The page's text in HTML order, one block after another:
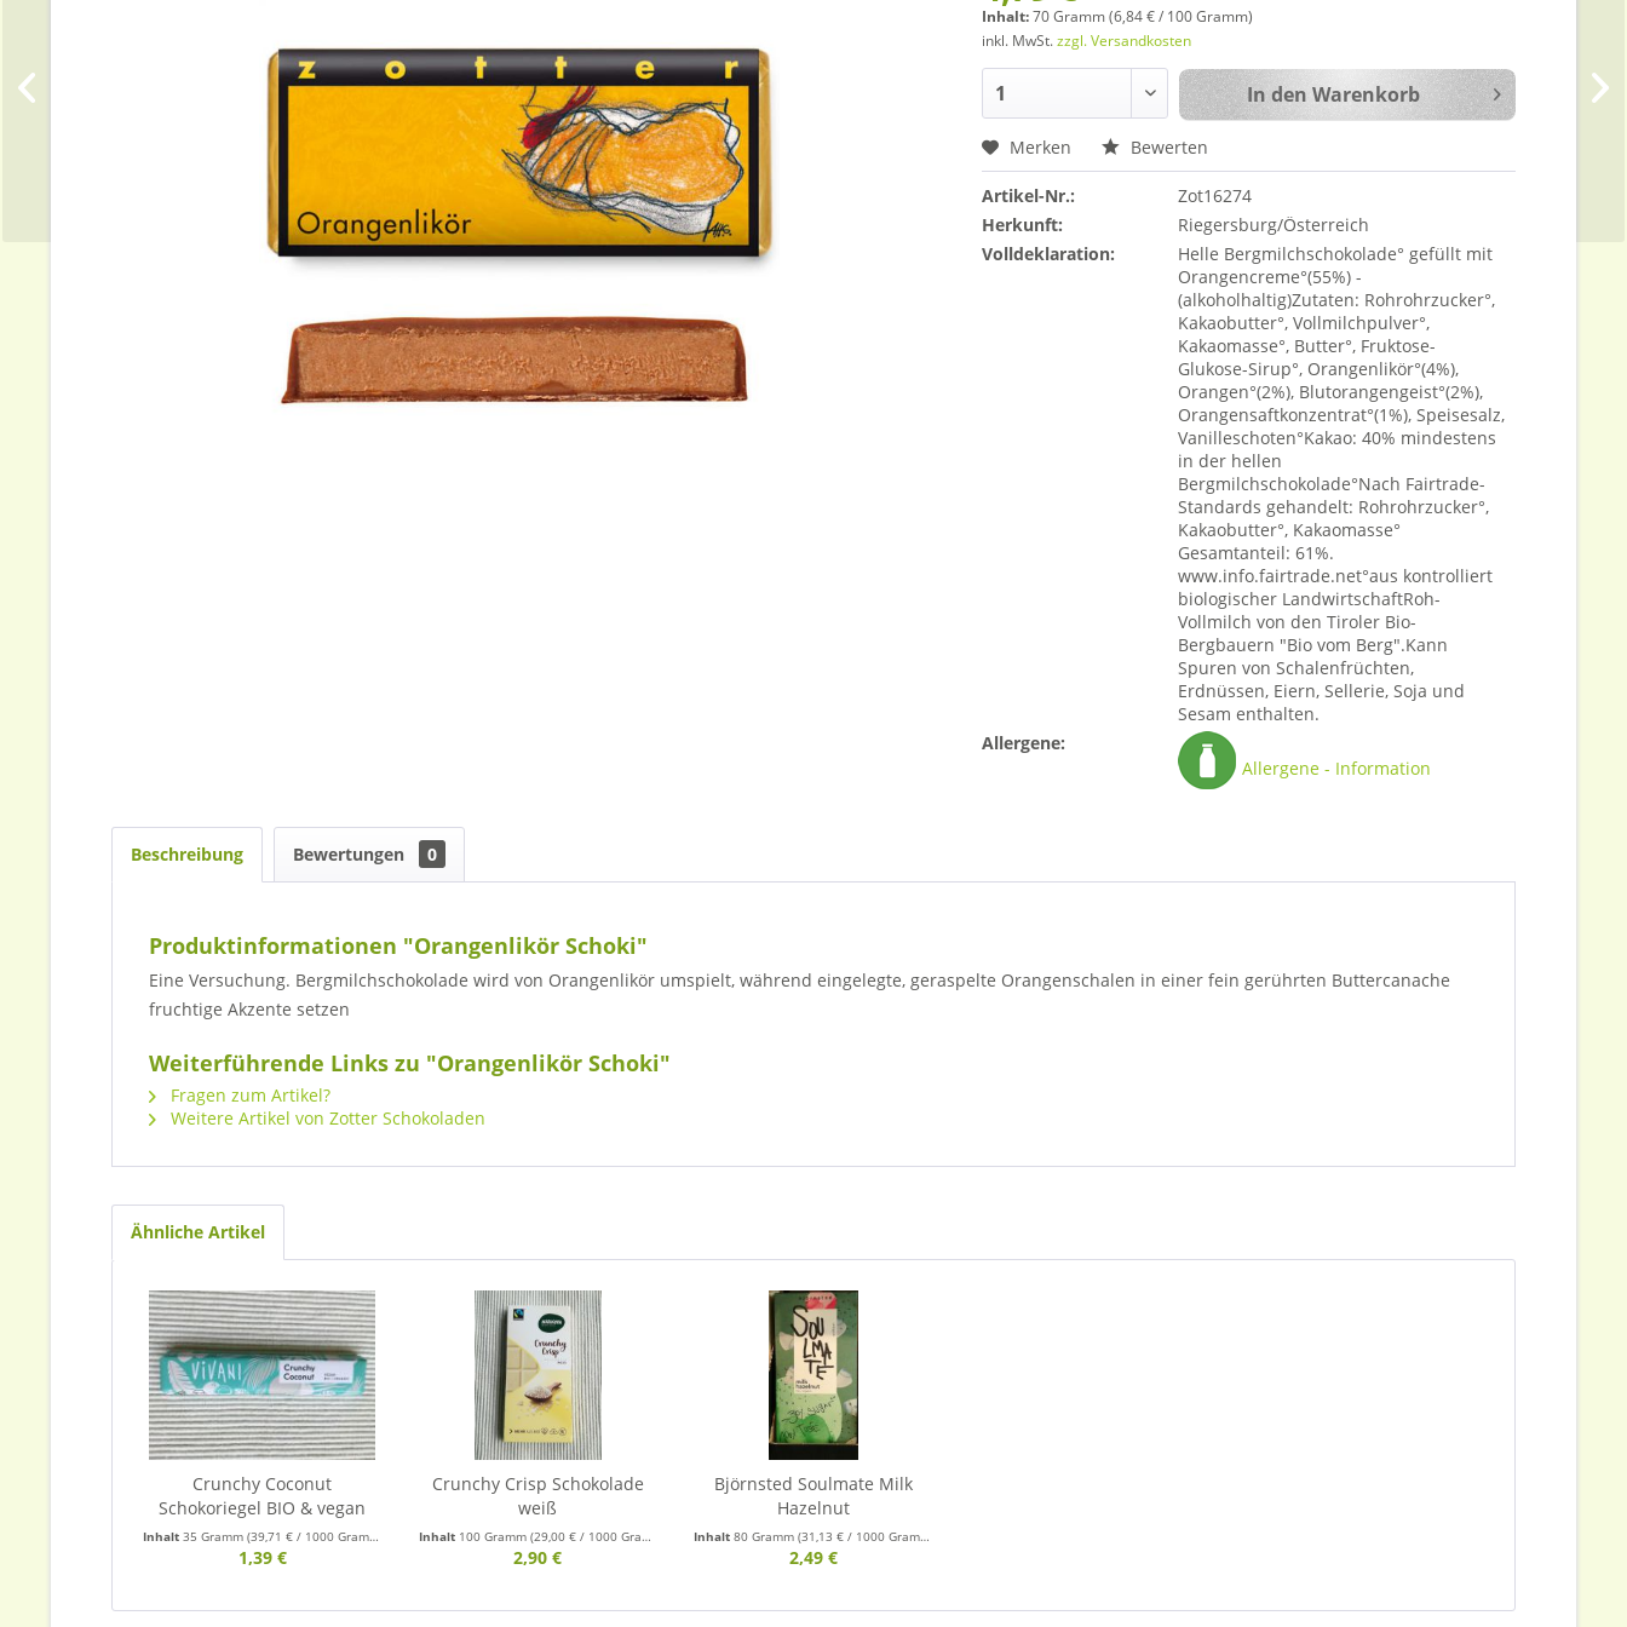
Inhalt:70 Gramm (6,84 € / 100 Gramm)
inkl. MwSt.zzgl. Versandkosten
In den Warenkorb
Merken Bewerten
Artikel-Nr.:
Zot16274
Herkunft:
Riegersburg/Österreich
Volldeklaration:
Helle Bergmilchschokolade° gefüllt mit
Orangencreme°(55%) -
(alkoholhaltig)Zutaten: Rohrohrzucker°,
Kakaobutter°, Vollmilchpulver°,
Kakaomasse°, Butter°, Fruktose-
Glukose-Sirup°, Orangenlikör°(4%),
Orangen°(2%), Blutorangengeist°(2%),
Orangensaftkonzentrat°(1%), Speisesalz,
Vanilleschoten°Kakao: 40% mindestens
in der hellen
Bergmilchschokolade°Nach Fairtrade-
Standards gehandelt: Rohrohrzucker°,
Kakaobutter°, Kakaomasse°
Gesamtanteil: 61%.
www.info.fairtrade.net°aus kontrolliert
biologischer LandwirtschaftRoh-
Vollmilch von den Tiroler Bio-
Bergbauern "Bio vom Berg".Kann
Spuren von Schalenfrüchten,
Erdnüssen, Eiern, Sellerie, Soja und
Sesam enthalten.
Allergene:
Allergene - Information
Beschreibung Bewertungen 0
Produktinformationen "Orangenlikör Schoki"
Eine Versuchung. Bergmilchschokolade wird von Orangenlikör umspielt, während eingelegte, geraspelte Orangenschalen in einer fein gerührten Buttercanache
fruchtige Akzente setzen
Weiterführende Links zu "Orangenlikör Schoki"
Fragen zum Artikel?
Weitere Artikel von Zotter Schokoladen
Ähnliche Artikel
Crunchy Coconut
Schokoriegel BIO & vegan
Inhalt 35 Gramm (39,71 € / 1000 Gramm)
1,39 €
Crunchy Crisp Schokolade
weiß
Inhalt 100 Gramm (29,00 € / 1000 Gramm)
2,90 €
Björnsted Soulmate Milk
Hazelnut
Inhalt80 Gramm(31,13 € / 1000 Gramm)
2,49 €